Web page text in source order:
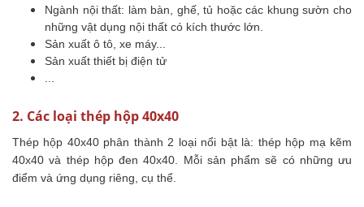
Ngành nội thất: làm bàn, ghế, tủ hoặc các khung sườn cho
những vật dụng nội thất có kích thước lớn.
Sản xuất ô tô, xe máy...
Sản xuất thiết bị điện tử
2. Các loại thép hộp 40x40
Thép hộp 40x40 phân thành 2 loại nổi bật là: thép hộp mạ kẽm
40x40 và thép hộp đen 40x40. Mỗi sản phẩm sẽ có những ưu
điểm và ứng dụng riêng, cụ thể.